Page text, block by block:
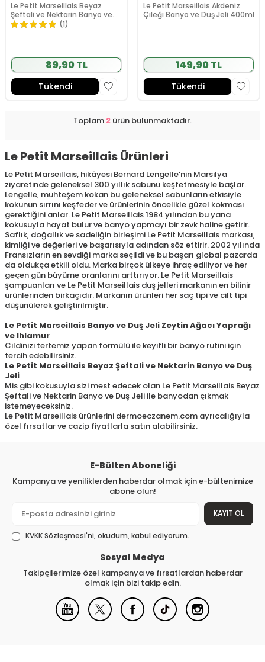
Le Petit Marseillais Beyaz
Şeftali ve Nektarin Banyo ve
Duş Jeli 250 ml(1)
89,90 TL
Tükendi
Le Petit Marseillais Akdeniz
Çileği Banyo ve Duş Jeli 400ml
149,90 TL
Tükendi
Toplam 2 ürün bulunmaktadır.
Le Petit Marseillais Ürünleri
Le Petit Marseillais, hikâyesi Bernard Lengelle’nin Marsilya
ziyaretinde geleneksel 300 yıllık sabunu keşfetmesiyle başlar.
Lengelle, muhteşem kokan bu geleneksel sabunların etkisiyle
kokunun sırrını keşfeder ve ürünlerinin öncelikle güzel kokması
gerektiğini anlar. Le Petit Marseillais 1984 yılından bu yana
kokusuyla hayat bulur ve banyo yapmayı bir zevk haline getirir.
Saflık, doğallık ve sadeliğin birleşimi Le Petit Marseillais markası,
kimliği ve değerleri ve başarısıyla adından söz ettirir. 2002 yılında
Fransızların en sevdiği marka seçildi ve bu başarı global pazarda
da oldukça etkili oldu. Marka birçok ülkeye ihraç ediliyor ve her
geçen gün büyüme oranlarını arttırıyor. Le Petit Marseillais
şampuanları ve Le Petit Marseillais duş jelleri markanın en bilinir
ürünlerinden birkaçıdır. Markanın ürünleri her saç tipi ve cilt tipi
düşünülerek geliştirilmiştir.
Le Petit Marseillais Banyo ve Duş Jeli Zeytin Ağacı Yaprağı
ve Ihlamur
Cildinizi tertemiz yapan formülü ile keyifli bir banyo rutini için
tercih edebilirsiniz.
Le Petit Marseillais Beyaz Şeftali ve Nektarin Banyo ve Duş
Jeli
Mis gibi kokusuyla sizi mest edecek olan Le Petit Marseillais Beyaz
Şeftali ve Nektarin Banyo ve Duş Jeli ile banyodan çıkmak
istemeyeceksiniz.
Le Petit Marseillais ürünlerini dermoeczanem.com ayrıcalığıyla
özel fırsatlar ve cazip fiyatlarla satın alabilirsiniz.
E-Bülten Aboneliği
Kampanya ve yeniliklerden haberdar olmak için e-bültenimize
abone olun!
KAYIT OL
KVKK Sözleşmesi'ni, okudum, kabul ediyorum.
Sosyal Medya
Takipçilerimize özel kampanya ve fırsatlardan haberdar
olmak için bizi takip edin.